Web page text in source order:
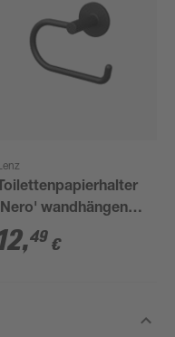
Toilettenpapierhalter
wandhängend
,49 €